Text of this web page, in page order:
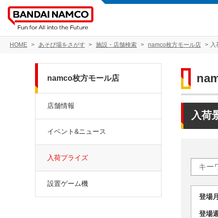
HOME あそび場をさがす 施設・店舗検索 namco枚方モール店 入
入荷
登
登
namco枚方モール店
店舗情報
イベント&ニュース
入荷プライズ
設置ゲーム機